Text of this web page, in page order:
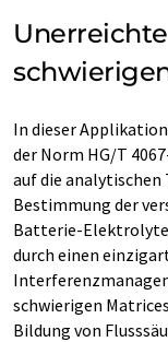
In dieser
der Norm HG/T
auf die analytischen
Bestimmung der
Batterie-
durch einen
schwierigen
Bildung von